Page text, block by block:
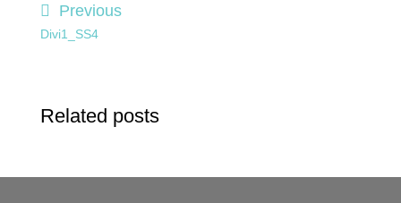
Previous
Divi1_SS4
Related posts